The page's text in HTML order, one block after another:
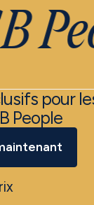
pour
People